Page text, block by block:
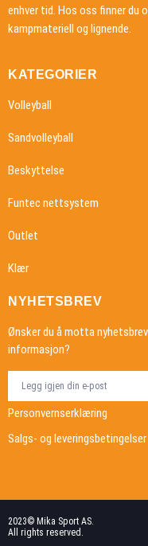
enhver tid. Hos oss finner du
kampmateriell og lignende.
KATEGORIER
Volleyball
Sandvolleyball
Beskyttelse
Funtec nettsystem
Outlet
Klær
NYHETSBREV
Ønsker du å motta
informasjon?
Personvernserklæring
Salgs- og leveringsbetingelser
2023© Mika Sport AS.
All rights reserved.